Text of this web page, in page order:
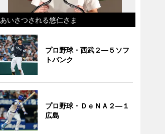
あいさつされる悠仁さま
プロ野球・西武２―５ソフ
トバンク
プロ野球・ＤｅＮＡ２―１
広島